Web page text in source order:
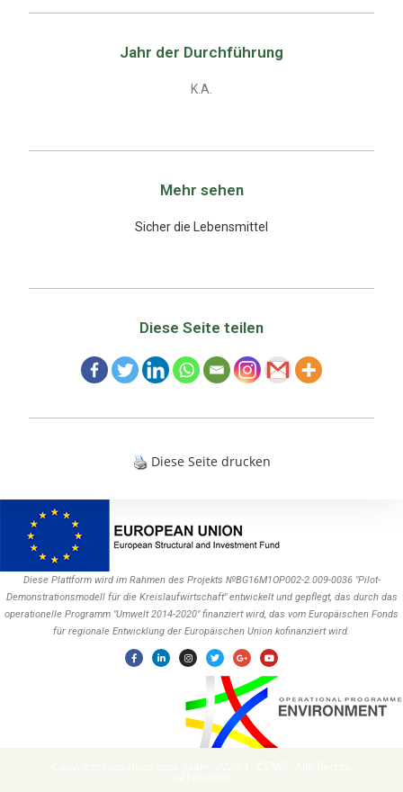
Jahr der Durchführung
K.A.
Mehr sehen
Sicher die Lebensmittel
Diese Seite teilen
Diese Seite drucken
Diese Plattform wird im Rahmen des Projekts №BG16M1OP002-2.009-0036 "Pilot-
Demonstrationsmodell für die Kreislaufwirtschaft" entwickelt und gepflegt, das durch das
operationelle Programm "Umwelt 2014-2020" finanziert wird, das vom Europäischen Fonds
für regionale Entwicklung der Europäischen Union kofinanziert wird.